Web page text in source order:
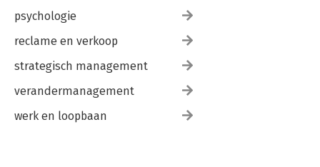
psychologie
reclame en verkoop
strategisch management
verandermanagement
werk en loopbaan